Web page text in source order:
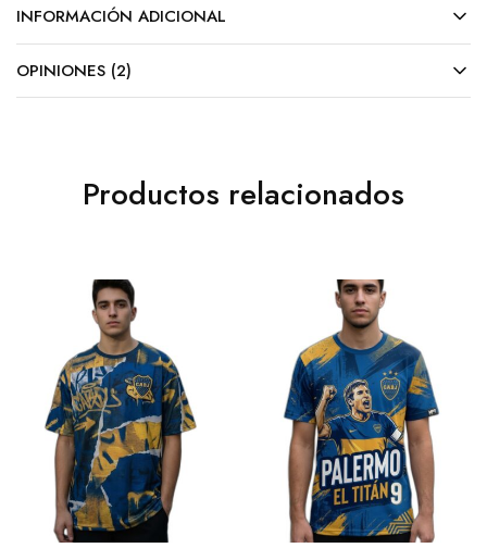
INFORMACIÓN ADICIONAL
OPINIONES (2)
Productos relacionados